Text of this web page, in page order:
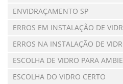
ENVIDRAÇAMENTO SP
ERROS EM INSTALAÇÃO DE
ERROS NA INSTALAÇÃO DE
ESCOLHA DE VIDRO PARA
ESCOLHA DO VIDRO CERTO